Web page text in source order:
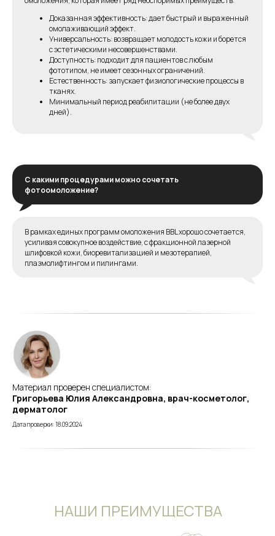
Доказанная эффективность: дает быстрый и выраженный
омолаживающий эффект.
Универсальность: возвращает молодость кожи и борется
с эстетическими несовершенствами.
Доступность: подходит для пациентов с любым
фототипом, не имеет сезонных ограничений.
Естественность: запускает физиологические процессы в
тканях.
Минимальный период реабилитации (не более двух
дней).
С какими процедурами можно сочетать
фотоомоложение?
В рамках единых программ омоложения BBL хорошо сочетается,
усиливая совокупное воздействие, с фракционной лазерной
шлифовкой кожи, биоревитализацией и мезотерапией,
плазмолифтингом и пилингами.
Материал проверен специалистом:
Григорьева Юлия Александровна, врач-косметолог,
дерматолог
Дата проверки: 18.09.2024
НАШИ ПРЕИМУЩЕСТВА